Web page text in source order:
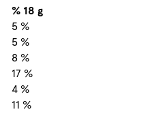
% 18 g
5 %
5 %
8 %
17 %
4 %
11 %